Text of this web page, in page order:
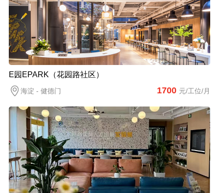
E园EPARK（花园路社区）
海淀 - 健德门 1700 元/工位/月